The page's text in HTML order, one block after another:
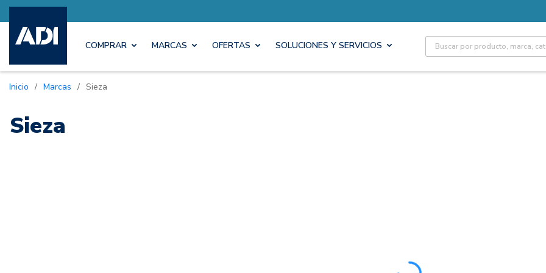
COMPRAR MARCAS OFERTAS SOLUCIONES Y SERVICIOS Site Search
Inicio / Marcas / Sieza
Sieza